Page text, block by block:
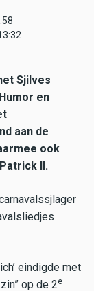
Sjilves
en
aan de
ook
II.
eindigde met
op de 2e